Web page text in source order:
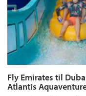
Fly Emirates til
Atlantis